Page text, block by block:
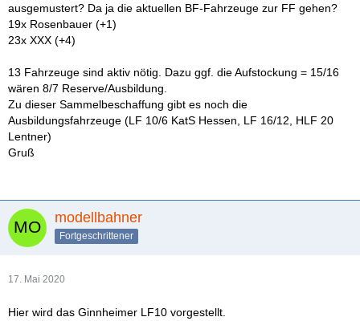
ausgemustert? Da ja die aktuellen BF-Fahrzeuge zur FF gehen?
19x Rosenbauer (+1)
23x XXX (+4)
13 Fahrzeuge sind aktiv nötig. Dazu ggf. die Aufstockung = 15/16
wären 8/7 Reserve/Ausbildung.
Zu dieser Sammelbeschaffung gibt es noch die
Ausbildungsfahrzeuge (LF 10/6 KatS Hessen, LF 16/12, HLF 20
Lentner)
Gruß
modellbahner
Fortgeschrittener
17. Mai 2020
Hier wird das Ginnheimer LF10 vorgestellt.